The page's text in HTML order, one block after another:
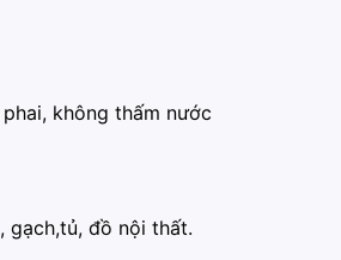
không thấm nước
gạch,tủ, đồ nội thất.